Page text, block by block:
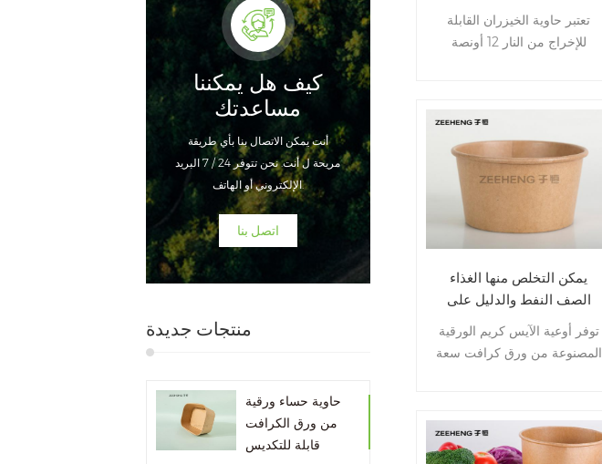
كيف هل يمكننا
مساعدتك
أنت يمكن الاتصال بنا بأي طريقة
مريحة ل أنت. نحن تتوفر 24 / 7 البريد
الإلكتروني أو الهاتف.
اتصل بنا
منتجات جديدة
حاوية حساء ورقية
من ورق الكرافت
قابلة للتكديس
تعتبر حاوية الخيزران القابلة
للإخراج من النار 12 أونصة
أكواب الطعام الورقية الخاصة بنا
الاختبار حيث يقدم المشغلون
وجبات كبيرة يتم الاستمتاع بها
في نزهات عائلية أو حفلات
يمكن التخلص منها الغذاء
الصف النفط والدليل على
الآيس كريم ورقة السلطانيات
16 أوقية مع اغطية
توفر أوعية الآيس كريم الورقية
المصنوعة من ورق كرافت سعة
شفافة BOPS تنوعًا وأسلوبًا.
يمكن استخدام هذه الحاويات